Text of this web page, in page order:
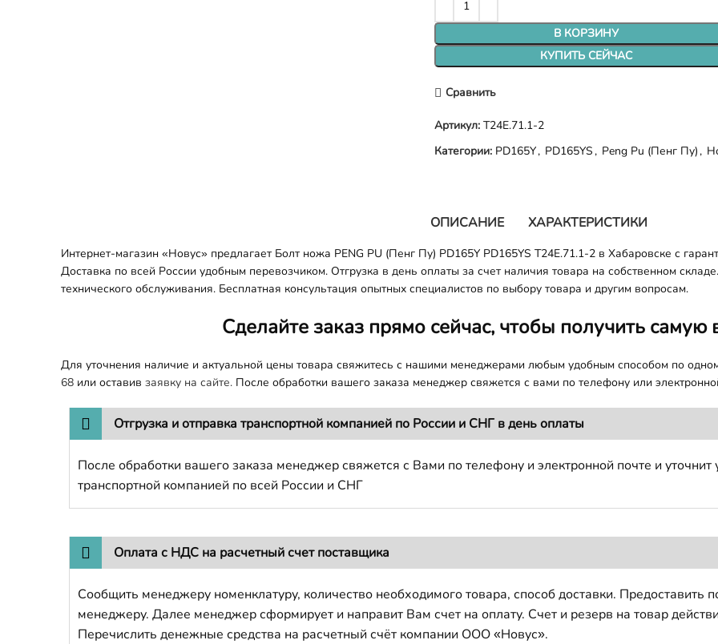
В КОРЗИНУ
КУПИТЬ СЕЙЧАС
Сравнить
Артикул:T24E.71.1-2
Категории: PD165Y, PD165YS , Peng Pu (Пенг Пу) ,
ОПИСАНИЕ ХАРАКТЕРИСТИКИ
Интернет-магазин «Новус» предлагает Болт ножа PENG PU (Пенг Пу) PD165Y PD165YS T24E.71.1-2 в Хабаровске с
Доставка по всей России удобным перевозчиком. Отгрузка в день оплаты за счет наличия товара на собственном
технического обслуживания. Бесплатная консультация опытных специалистов по выбору товара и другим вопросам.
Сделайте заказ прямо сейчас, чтобы получить
Для уточнения наличие и актуальной цены товара свяжитесь с нашими менеджерами любым удобным способом по
68 или оставив заявку на сайте. После обработки вашего заказа менеджер свяжется с вами по телефону или
Отгрузка и отправка транспортной компанией по России и СНГ в день оплаты
После обработки вашего заказа менеджер свяжется с Вами по телефону и электронной почте и уточнит
транспортной компанией по всей России и СНГ
Оплата с НДС на расчетный счет поставщика
Сообщить менеджеру номенклатуру, количество необходимого товара, способ доставки.
менеджеру. Далее менеджер сформирует и направит Вам счет на оплату. Счет и резерв на товар
Перечислить денежные средства на расчетный счёт компании ООО «Новус».